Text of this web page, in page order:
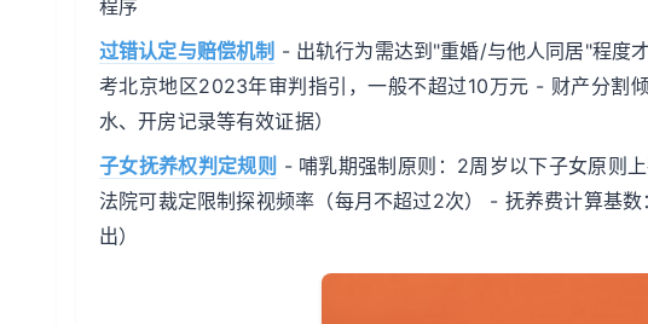
程序
过错认定与赔偿机制 - 出轨行为需达到"重婚/与他人同居"程度
考北京地区2023年审判指引，一般不超过10万元 - 财产分割
水、开房记录等有效证据）
子女抚养权判定规则 - 哺乳期强制原则：2周岁以下子女原则
法院可裁定限制探视频率（每月不超过2次） - 抚养费计算基
出）